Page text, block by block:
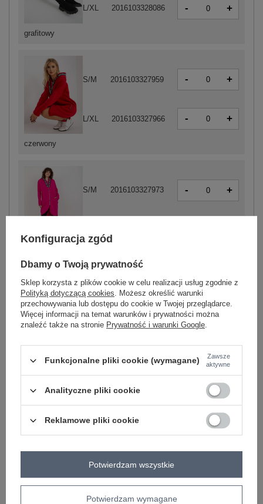
czerwony
S/M 2016103327959 - +
L/XL 2016103327966 - +
S/M 2016103327973 - +
ciemny różowy
S/M 2016103328055 - +
grafitowy
L/XL 2016103328086 - +
Zobacz wszystkie kolory (+7)
ZALOGUJ SIĘ I ZOBACZ CENĘ
Masz pytanie? Chętnie pomożemy.
Konfiguracja zgód
Dbamy o Twoją prywatność
Sklep korzysta z plików cookie w celu realizacji usług zgodnie z
Polityką dotyczącą cookies. Możesz określić warunki
przechowywania lub dostępu do cookie w Twojej przeglądarce.
Więcej informacji na temat warunków i prywatności można
znaleźć także na stronie Prywatność i warunki Google.
Funkcjonalne pliki cookie (wymagane)
Zawsze
aktywne
Analityczne pliki cookie
Reklamowe pliki cookie
Potwierdzam wymagane
Potwierdzam wszystkie